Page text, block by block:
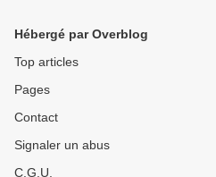
Hébergé par Overblog
Top articles
Pages
Contact
Signaler un abus
C.G.U.